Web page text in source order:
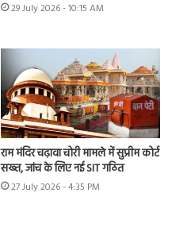
29 July 2026 - 10:15 AM
राम मंदिर चढ़ावा चोरी मामले में सुप्रीम कोर्ट
सख्त, जांच के लिए नई SIT गठित
27 July 2026 - 4:35 PM